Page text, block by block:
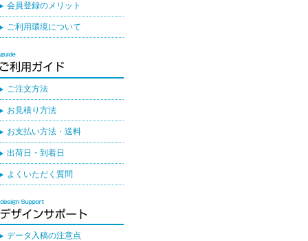
会員登録のメリット
ご利用環境について
ご注文方法
お見積り方法
お支払い方法・送料
出荷日・到着日
よくいただく質問
データ入稿の注意点